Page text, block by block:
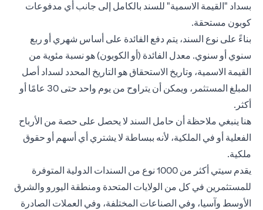
بسداد "القيمة الاسمية" للسند بالكامل إلى جانب أي مدفوعات
كوبون مستحقة.
بناءً على نوع السند، يتم دفع الفائدة على أساس شهري أو ربع
سنوي أو سنوي. معدل الفائدة (أو الكوبون) هو نسبة مئوية من
القيمة الاسمية، وتاريخ الاستحقاق هو التاريخ المحدد لسداد أصل
المبلغ المستثمر، ويمكن أن يتراوح من يوم واحد حتى 30 عامًا أو
أكثر.
هنا ينبغي ملاحظة أن حامل السند لا يحصل على حصة من الأرباح
الفعلية أو في الملكية، لأنه ببساطة لا يشتري أي أسهم أو حقوق
ملكية.
يقدم سيتي أكثر من 1000 نوع من السندات الدولية المتوفرة
للمستثمرين في كل من الولايات المتحدة ومنطقة اليورو والشرق
الأوسط وآسيا، وفي الصناعات المختلفة، وفي العملات الصادرة